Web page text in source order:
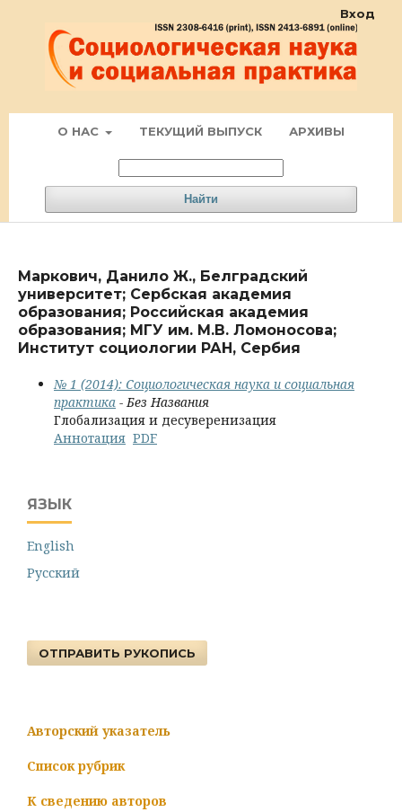
О НАС ТЕКУЩИЙ ВЫПУСК АРХИВЫ
Найти
Вход
Маркович, Данило Ж., Белградский
университет; Сербская академия
образования; Российская академия
образования; МГУ им. М.В. Ломоносова;
Институт социологии РАН, Сербия
№ 1 (2014): Социологическая наука и социальная
практика - Без Названия
Глобализация и десуверенизация
Аннотация PDF
ЯЗЫК
English
Русский
ОТПРАВИТЬ РУКОПИСЬ
Авторский указатель
Список рубрик
К сведению авторов